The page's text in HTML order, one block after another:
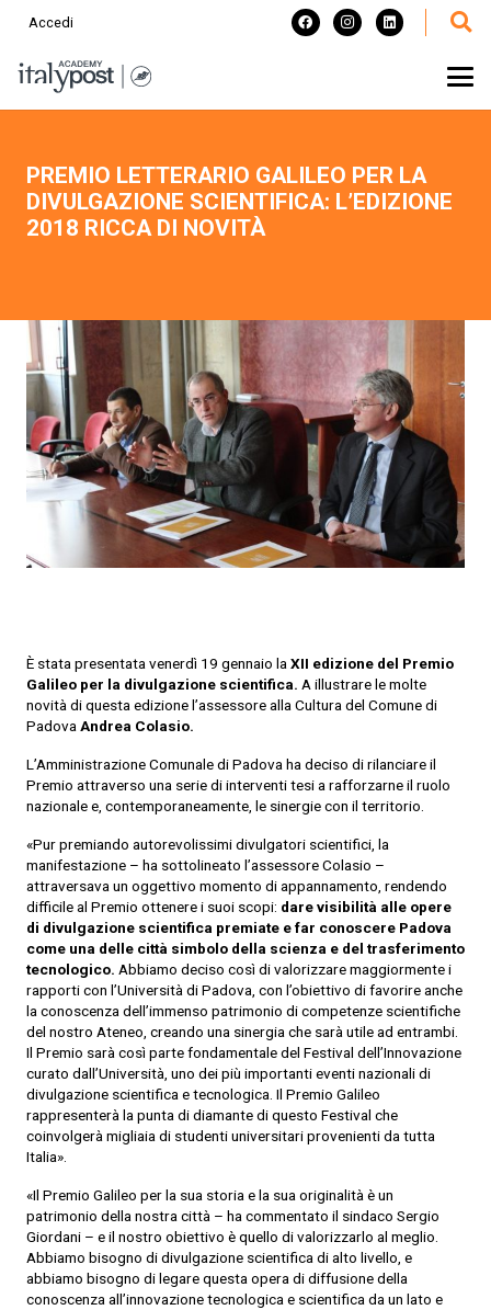
Accedi
PREMIO LETTERARIO GALILEO PER LA
DIVULGAZIONE SCIENTIFICA: L’EDIZIONE
2018 RICCA DI NOVITÀ
È stata presentata venerdì 19 gennaio laXII edizione del Premio
Galileo per la divulgazione scientifica. A illustrare le molte
novità di questa edizione l’assessore alla Cultura del Comune di
PadovaAndrea Colasio.
L’Amministrazione Comunale di Padova ha deciso di rilanciare il
Premio attraverso una serie di interventi tesi a rafforzarne il ruolo
nazionale e, contemporaneamente, le sinergie con il territorio.
«Pur premiando autorevolissimi divulgatori scientifici, la
manifestazione – ha sottolineato l’assessore Colasio –
attraversava un oggettivo momento di appannamento, rendendo
difficile al Premio ottenere i suoi scopi: dare visibilità alle opere
di divulgazione scientifica premiate e far conoscere Padova
come una delle città simbolo della scienza e del trasferimento
tecnologico. Abbiamo deciso così di valorizzare maggiormente i
rapporti con l’Università di Padova, con l’obiettivo di favorire anche
la conoscenza dell’immenso patrimonio di competenze scientifiche
del nostro Ateneo, creando una sinergia che sarà utile ad entrambi.
Il Premio sarà così parte fondamentale del Festival dell’Innovazione
curato dall’Università, uno dei più importanti eventi nazionali di
divulgazione scientifica e tecnologica. Il Premio Galileo
rappresenterà la punta di diamante di questo Festival che
coinvolgerà migliaia di studenti universitari provenienti da tutta
Italia».
«Il Premio Galileo per la sua storia e la sua originalità è un
patrimonio della nostra città – ha commentato il sindaco Sergio
Giordani – e il nostro obiettivo è quello di valorizzarlo al meglio.
Abbiamo bisogno di divulgazione scientifica di alto livello, e
abbiamo bisogno di legare questa opera di diffusione della
conoscenza all’innovazione tecnologica e scientifica da un lato e